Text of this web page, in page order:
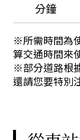
分鐘
※所需時間為
算交通時間來
※部分道路根
還請您要特別